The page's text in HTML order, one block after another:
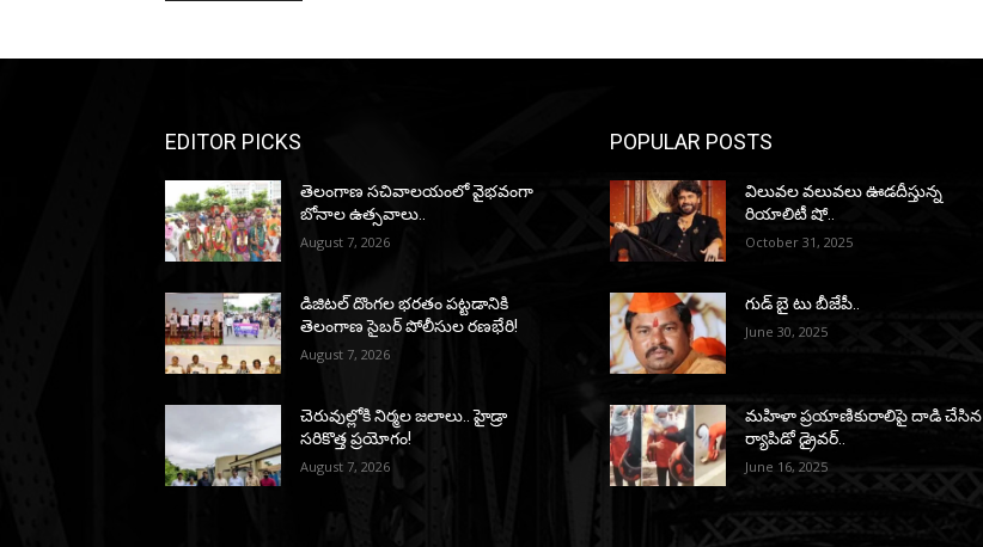
EDITOR PICKS
తెలంగాణ సచివాలయంలో వైభవంగా
బోనాల ఉత్సవాలు..
August 7, 2026
డిజిటల్ దొంగల భరతం పట్టడానికి
తెలంగాణ సైబర్ పోలీసుల రణభేరి!
August 7, 2026
చెరువుల్లోకి నిర్మల జలాలు.. హైడ్రా
సరికొత్త ప్రయోగం!
August 7, 2026
POPULAR POSTS
విలువల వలువలు ఊడదీస్తున్న
రియాలిటీ షో..
October 31, 2025
గుడ్ బై టు బీజేపీ..
June 30, 2025
మహిళా ప్రయాణికురాలిపై దాడి చేసిన
ర్యాపిడో డ్రైవర్‌..
June 16, 2025